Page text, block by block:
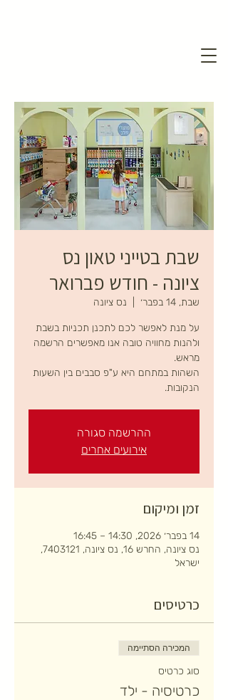
שבת בטייני טאון נס
ציונה - חודש פברואר
שבת, 14 בפבר׳ נס ציונה
על מנת לאפשר לכם לתכנן תכניות בשבת
ולהנות מחוויה טובה אנו מאפשרים הרשמה
השהות במתחם היא ע"פ סבבים בין השעות
הנקובות.
ההרשמה סגורה
אירועים אחרים
זמן ומיקום
14 בפבר׳ 2026, 14:30 – 16:45
נס ציונה, החרש 16, נס ציונה, 7403121,
ישראל
כרטיסים
המכירה הסתיימה
סוג כרטיס
כרטיסיה - ילד